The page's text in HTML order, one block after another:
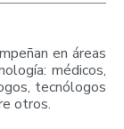
en áreas
médicos,
tecnólogos
otros.